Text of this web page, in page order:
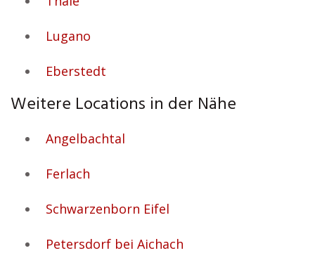
Lugano
Eberstedt
Weitere Locations in der Nähe
Angelbachtal
Ferlach
Schwarzenborn Eifel
Petersdorf bei Aichach